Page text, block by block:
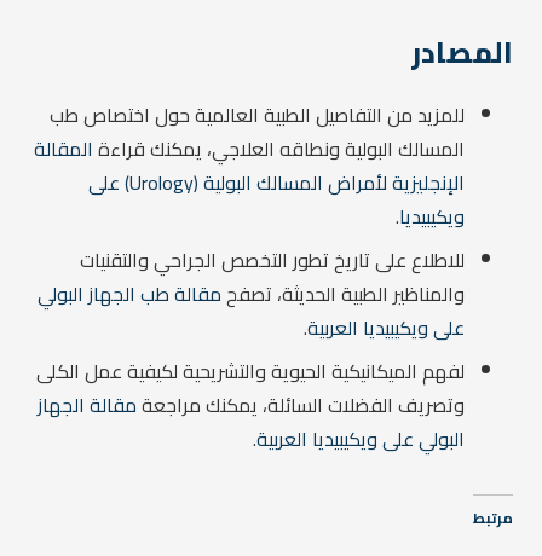
المصادر
للمزيد من التفاصيل الطبية العالمية حول اختصاص طب
المسالك البولية ونطاقه العلاجي، يمكنك قراءة المقالة
الإنجليزية لأمراض المسالك البولية (Urology) على
ويكيبيديا.
للاطلاع على تاريخ تطور التخصص الجراحي والتقنيات
والمناظير الطبية الحديثة، تصفحمقالة طب الجهاز البولي
على ويكيبيديا العربية.
لفهم الميكانيكية الحيوية والتشريحية لكيفية عمل الكلى
وتصريف الفضلات السائلة، يمكنك مراجعةمقالة الجهاز
البولي على ويكيبيديا العربية.
مرتبط